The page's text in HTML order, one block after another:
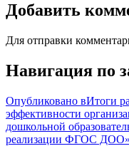
Добавить
Для отправки
Навигация по
Опубликовано вИтоги
эффективности
дошкольной
реализации ФГОС ДОО»